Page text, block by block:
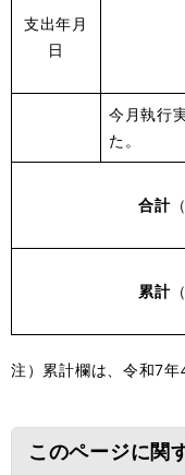
支出年月
日
今月執行
た。
合計
累計
注）累計欄は、令和7年
このページに関